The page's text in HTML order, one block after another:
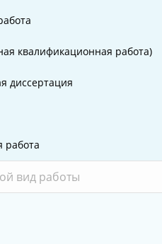
квалификационная работа)
диссертация
работа
вид работы